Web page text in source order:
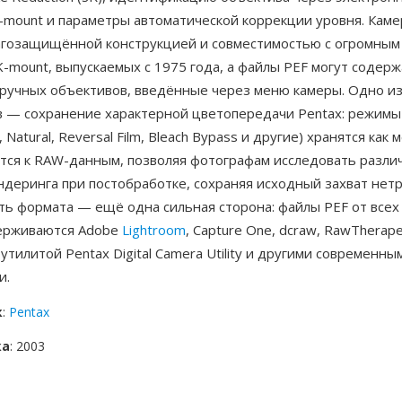
и параметры автоматической коррекции уровня.
конструкцией и совместимостью с
mount, выпускаемых с 1975 года, а файлы PEF могут
объективов, введённые через меню камеры. Одно из
— сохранение характерной цветопередачи Pentax:
Reversal Film, Bleach Bypass и другие) хранятся как
к RAW-данным, позволяя фотографам исследовать
при постобработке, сохраняя исходный захват
формата — ещё одна сильная сторона: файлы PEF от всех
Adobe Lightroom, Capture One, dcraw,
Pentax Digital Camera Utility и другими
: Pentax
: 2003